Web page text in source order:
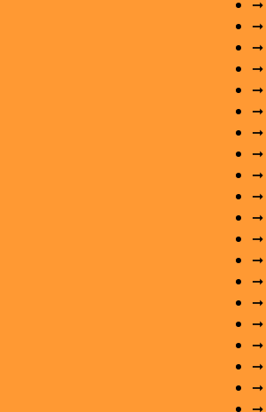
➞
➞
➞
➞
➞
➞
➞
➞
➞
➞
➞
➞
➞
➞
➞
➞
➞
➞
➞